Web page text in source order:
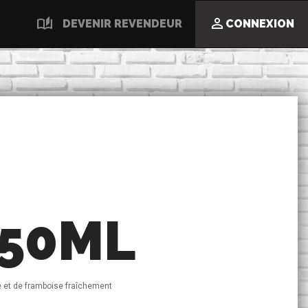
auto_stories DEVENIR REVENDEUR  CONNEXION
et de framboise fraîchement